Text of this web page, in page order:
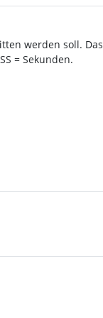
werden soll. Das
= Sekunden.